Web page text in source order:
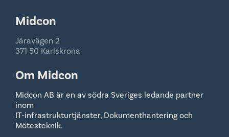
Midcon
Järavägen 2
371 50 Karlskrona
Om Midcon
Midcon AB är en av södra Sveriges ledande partner
inom
IT-infrastrukturtjänster, Dokumenthantering och
Mötesteknik.